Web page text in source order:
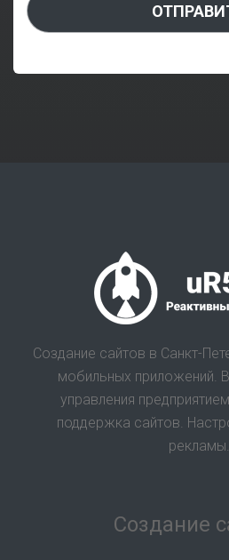
Создание сайтов в Санкт-
мобильных приложений.
управления
поддержка сайтов.
рекламы.
Создание